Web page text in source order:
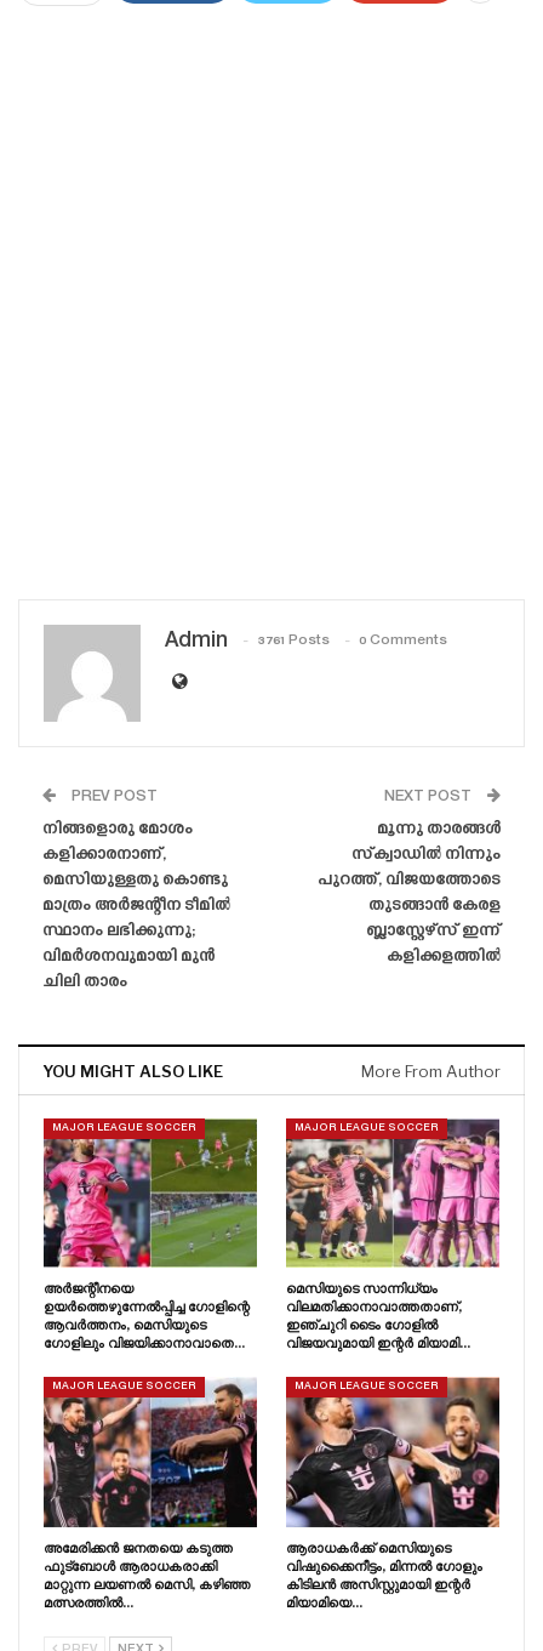
Admin 3761 Posts 0 Comments
PREV POST
നിങ്ങളൊരു മോശം
കളിക്കാരനാണ്,
മെസിയുള്ളതു കൊണ്ടു
മാത്രം അർജന്റീന ടീമിൽ
സ്ഥാനം ലഭിക്കുന്നു;
വിമർശനവുമായി മുൻ
ചിലി താരം
NEXT POST
മൂന്നു താരങ്ങൾ
സ്‌ക്വാഡിൽ നിന്നും
പുറത്ത്, വിജയത്തോടെ
തുടങ്ങാൻ കേരള
ബ്ലാസ്റ്റേഴ്‌സ് ഇന്ന്
കളിക്കളത്തിൽ
YOU MIGHT ALSO LIKE More From Author
MAJOR LEAGUE SOCCER
അർജന്റീനയെ
ഉയർത്തെഴുന്നേൽപ്പിച്ച ഗോളിന്റെ
ആവർത്തനം, മെസിയുടെ
ഗോളിലും വിജയിക്കാനാവാതെ…
MAJOR LEAGUE SOCCER
മെസിയുടെ സാന്നിധ്യം
വിലമതിക്കാനാവാത്തതാണ്,
ഇഞ്ചുറി ടൈം ഗോളിൽ
വിജയവുമായി ഇന്റർ മിയാമി…
MAJOR LEAGUE SOCCER
അമേരിക്കൻ ജനതയെ കടുത്ത
ഫുട്ബോൾ ആരാധകരാക്കി
മാറ്റുന്ന ലയണൽ മെസി, കഴിഞ്ഞ
മത്സരത്തിൽ…
MAJOR LEAGUE SOCCER
ആരാധകർക്ക് മെസിയുടെ
വിഷുക്കൈനീട്ടം, മിന്നൽ ഗോളും
കിടിലൻ അസിസ്റ്റുമായി ഇന്റർ
മിയാമിയെ…